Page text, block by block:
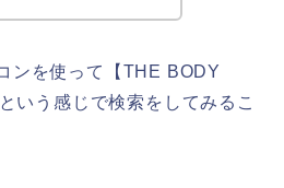
ンを使って【THE BODY
いう感じで検索をしてみるこ